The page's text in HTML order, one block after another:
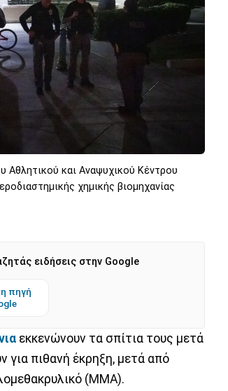
Αθλητικού και Αναψυχικού Κέντρου
χημικής βιομηχανίας
ειδήσεις στην Google
πηγή
εκκενώνουν τα σπίτια τους μετά
για πιθανή έκρηξη, μετά από
(MMA).